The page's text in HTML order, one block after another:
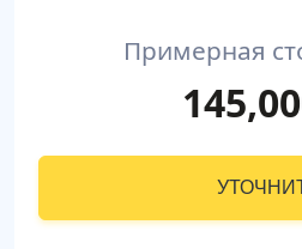
Примерная